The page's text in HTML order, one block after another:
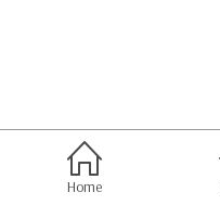
Home